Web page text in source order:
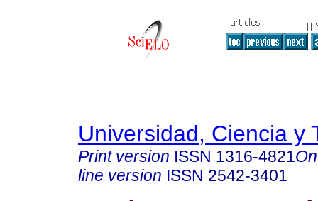
Universidad, Ciencia y
Print version ISSN 1316-4821
line version ISSN 2542-3401